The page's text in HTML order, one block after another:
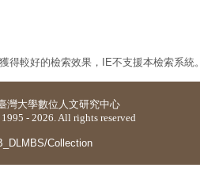
較好的檢索效果，IE不支援本檢索系統。
灣大學數位人文研究中心
- 2026. All rights reserved
Collection